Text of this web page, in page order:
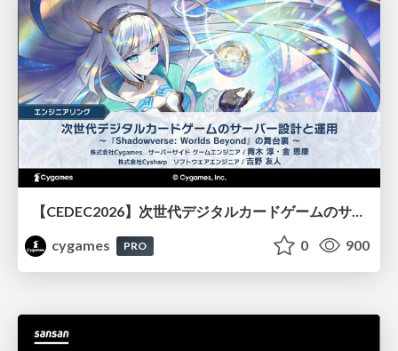
【CEDEC2026】次世代デジタルカードゲームのサーバー設計と運用 〜『Shadowverse: Worlds Beyond』の舞台裏～
cygames
PRO 0 900